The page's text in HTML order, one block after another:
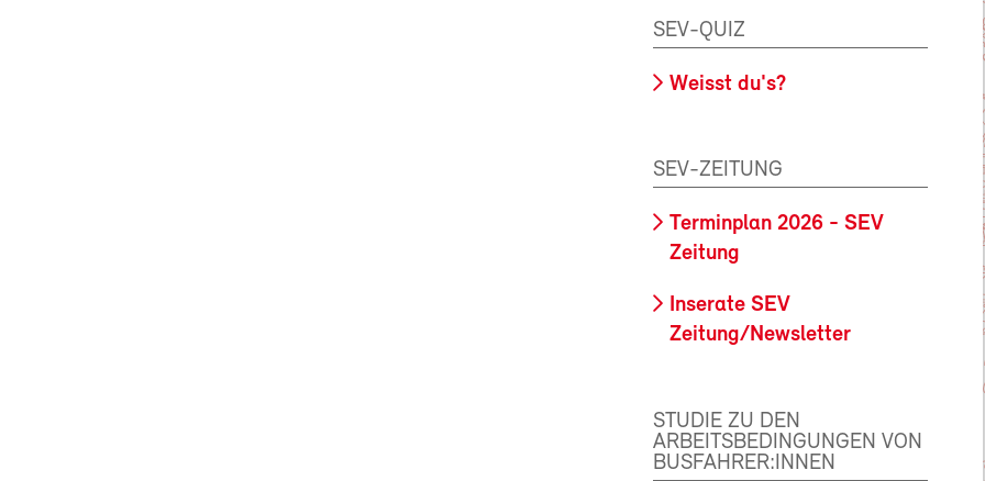
SEV-QUIZ
Weisst du's?
SEV-ZEITUNG
Terminplan 2026 - SEV
Zeitung
Inserate SEV
Zeitung/Newsletter
STUDIE ZU DEN
ARBEITSBEDINGUNGEN VON
BUSFAHRER:INNEN